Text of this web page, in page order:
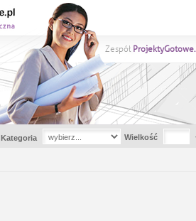
Zespół
Kategoria Wielkość